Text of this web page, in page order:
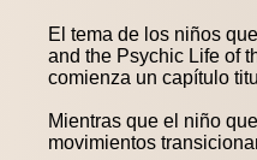
El tema de los niños
and the Psychic Life of
comienza un capítulo
Mientras que el niño
movimientos